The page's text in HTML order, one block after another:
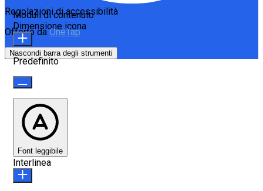
Regolazioni di accessibilità
Offerto daOneTap
Nascondi barra degli strumenti
Moduli di contenuto
Dimensione icona
Predefinito
Font leggibile
Interlinea